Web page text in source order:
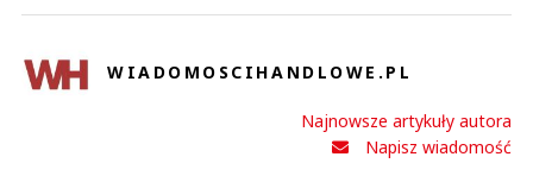
WIADOMOSCIHANDLOWE.PL
Najnowsze artykuły autora
Napisz wiadomość